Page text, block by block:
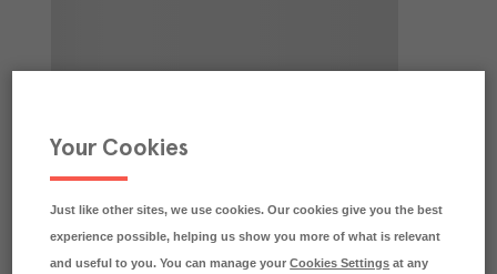
Your Cookies
Just like other sites, we use cookies. Our cookies give you the best
experience possible, helping us show you more of what is relevant
and useful to you. You can manage yourCookies Settings at any